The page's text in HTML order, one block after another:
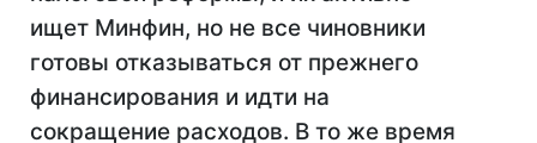
ищет Минфин, но не все чиновники
готовы отказываться от прежнего
финансирования и идти на
сокращение расходов. В то же время